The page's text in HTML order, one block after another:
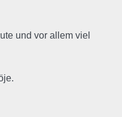
und vor allem viel